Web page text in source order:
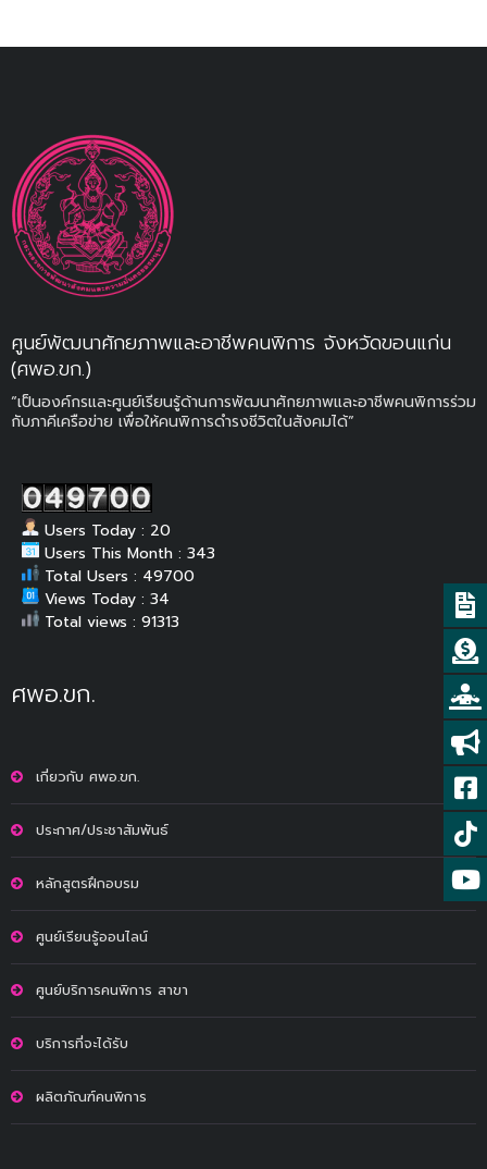
ศูนย์พัฒนาศักยภาพและอาชีพคนพิการ จังหวัดขอนแก่น
(ศพอ.ขก.)
“เป็นองค์กรและศูนย์เรียนรู้ด้านการพัฒนาศักยภาพและอาชีพคนพิการร่วม
กับภาคีเครือข่าย เพื่อให้คนพิการดำรงชีวิตในสังคมได้”
Users Today : 20
Users This Month : 343
Total Users : 49700
Views Today : 34
Total views : 91313
ศพอ.ขก.
เกี่ยวกับ ศพอ.ขก.
ประกาศ/ประชาสัมพันธ์
หลักสูตรฝึกอบรม
ศูนย์เรียนรู้ออนไลน์
ศูนย์บริการคนพิการ สาขา
บริการที่จะได้รับ
ผลิตภัณฑ์คนพิการ